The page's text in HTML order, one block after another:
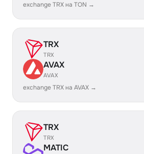
exchange TRX на TON →
TRX
TRX
AVAX
AVAX
exchange TRX на AVAX →
TRX
TRX
MATIC